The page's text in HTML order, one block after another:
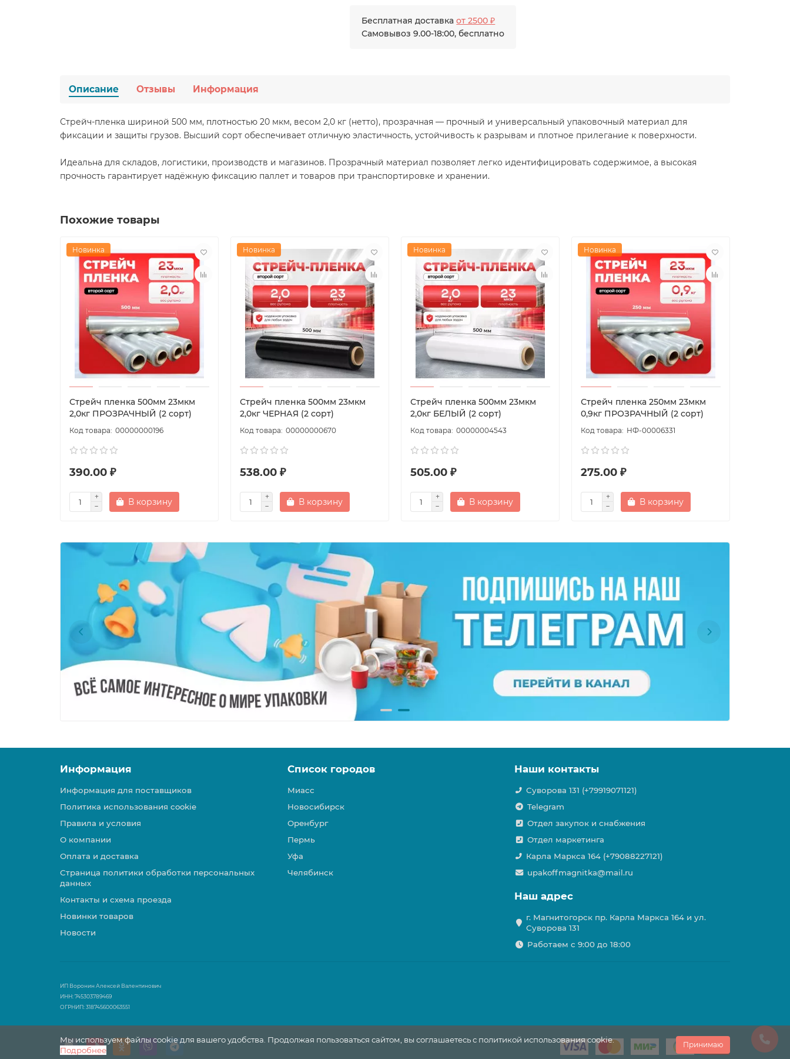
Бесплатная доставкаот 2500 ₽
Самовывоз 9.00-18:00, бесплатно
Описание Отзывы Информация
Стрейч-пленка шириной 500 мм, плотностью 20 мкм, весом 2,0 кг (нетто), прозрачная — прочный и универсальный упаковочный материал для
фиксации и защиты грузов. Высший сорт обеспечивает отличную эластичность, устойчивость к разрывам и плотное прилегание к поверхности.
Идеальна для складов, логистики, производств и магазинов. Прозрачный материал позволяет легко идентифицировать содержимое, а высокая
прочность гарантирует надёжную фиксацию паллет и товаров при транспортировке и хранении.
Похожие товары
Новинка
Стрейч пленка 500мм 23мкм
2,0кг ПРОЗРАЧНЫЙ (2 сорт)
00000000196
390.00 ₽
В корзину
Новинка
Стрейч пленка 500мм 23мкм
2,0кг ЧЕРНАЯ (2 сорт)
00000000670
538.00 ₽
В корзину
Новинка
Стрейч пленка 500мм 23мкм
2,0кг БЕЛЫЙ (2 сорт)
00000004543
505.00 ₽
В корзину
Новинка
Стрейч пленка 250мм 23мкм
0,9кг ПРОЗРАЧНЫЙ (2 сорт)
НФ-00006331
275.00 ₽
В корзину
Мы используем файлы cookie для вашего удобства. Продолжая пользоваться сайтом, вы соглашаетесь с политикой использования cookie.
Подробнее
Принимаю
Информация
Информация для поставщиков
Политика использования cookie
Правила и условия
О компании
Оплата и доставка
Страница политики обработки персональных
данных
Контакты и схема проезда
Новинки товаров
Новости
Список городов
Миасс
Новосибирск
Оренбург
Пермь
Уфа
Челябинск
Наши контакты
Суворова 131 (+79919071121)
Telegram
Отдел закупок и снабжения
Отдел маркетинга
Карла Маркса 164 (+79088227121)
upakoffmagnitka@mail.ru
Наш адрес
г. Магнитогорск пр. Карла Маркса 164 и ул.
Суворова 131
Работаем с 9:00 до 18:00
ИП Воронин Алексей Валентинович
ИНН: 745303789469
ОГРНИП: 318745600063551